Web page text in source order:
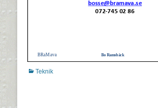
Kategorier
Teknik